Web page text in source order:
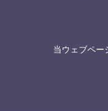
当ウェブペー